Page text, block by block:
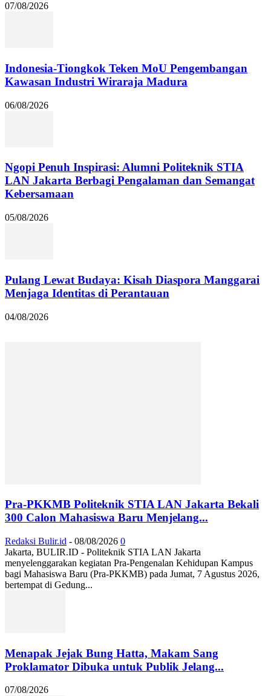
07/08/2026
Indonesia-Tiongkok Teken MoU Pengembangan
Kawasan Industri Wiraraja Madura
06/08/2026
Ngopi Penuh Inspirasi: Alumni Politeknik STIA
LAN Jakarta Berbagi Pengalaman dan Semangat
Kebersamaan
05/08/2026
Pulang Lewat Budaya: Kisah Diaspora Manggarai
Menjaga Identitas di Perantauan
04/08/2026
Pra-PKKMB Politeknik STIA LAN Jakarta Bekali
300 Calon Mahasiswa Baru Menjelang...
Redaksi Bulir.id - 08/08/2026 0
Jakarta, BULIR.ID - Politeknik STIA LAN Jakarta
menyelenggarakan kegiatan Pra-Pengenalan Kehidupan Kampus
bagi Mahasiswa Baru (Pra-PKKMB) pada Jumat, 7 Agustus 2026,
bertempat di Gedung...
Menapak Jejak Bung Hatta, Makam Sang
Proklamator Dibuka untuk Publik Jelang...
07/08/2026